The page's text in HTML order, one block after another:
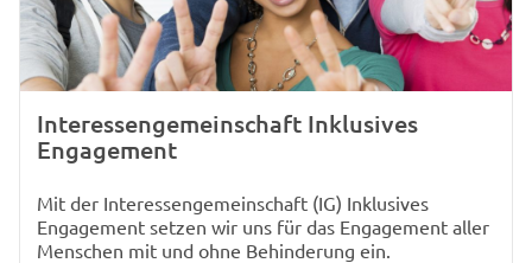
Interessengemeinschaft Inklusives
Engagement
Mit der Interessengemeinschaft (IG) Inklusives
Engagement setzen wir uns für das Engagement aller
Menschen mit und ohne Behinderung ein.